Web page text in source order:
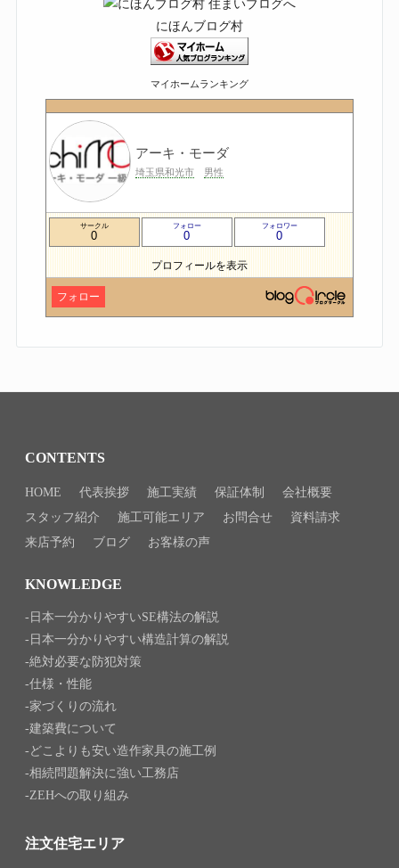
にほんブログ村
マイホームランキング
アーキ・モーダ
埼玉県和光市 男性
サークル
0
フォロー
0
フォロワー
0
プロフィールを表示
フォロー
CONTENTS
HOME 代表挨拶 施工実績 保証体制
会社概要
スタッフ紹介
施工可能エリア お問合せ
資料請求
来店予約
ブログ お客様の声
KNOWLEDGE
日本一分かりやすいSE構法の解説
日本一分かりやすい構造計算の解説
絶対必要な防犯対策
仕様・性能
家づくりの流れ
建築費について
どこよりも安い造作家具の施工例
相続問題解決に強い工務店
ZEHへの取り組み
注文住宅エリア